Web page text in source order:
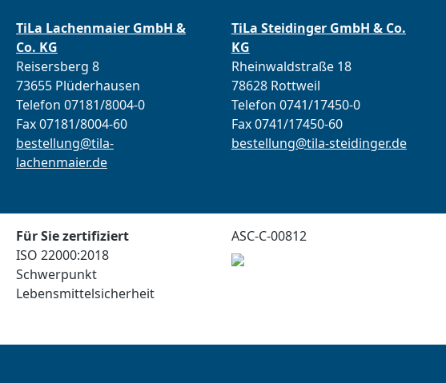
TiLa Lachenmaier GmbH &
Co. KG
Reisersberg 8
73655 Plüderhausen
Telefon 07181/8004-0
Fax 07181/8004-60
bestellung@tila-
lachenmaier.de
TiLa Steidinger GmbH & Co.
KG
Rheinwaldstraße 18
78628 Rottweil
Telefon 0741/17450-0
Fax 0741/17450-60
bestellung@tila-steidinger.de
Für Sie zertifiziert
ISO 22000:2018
Schwerpunkt
Lebensmittelsicherheit
ASC-C-00812